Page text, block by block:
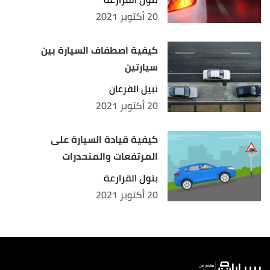
20 أكتوبر 2021
كيفية اصطفاف السيارة بين
سيارتين
نبيل القرعان
20 أكتوبر 2021
كيفية قيادة السيارة على
المرتفعات والمنحدرات
بتول القرارعة
20 أكتوبر 2021